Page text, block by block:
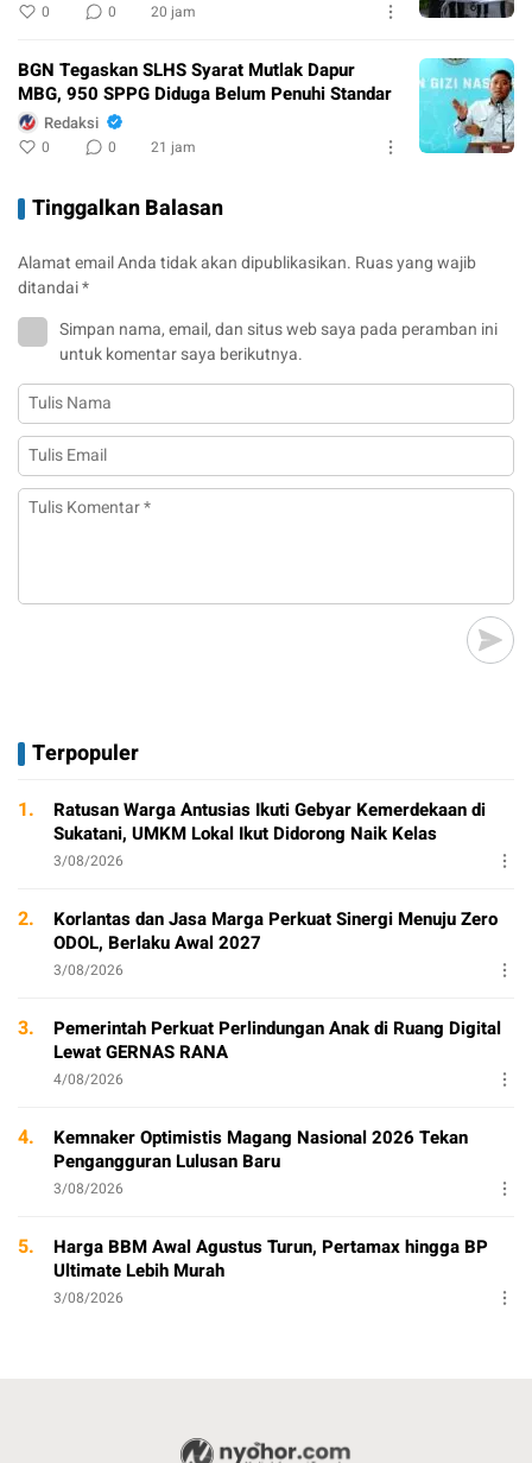
0 0 20 jam
BGN Tegaskan SLHS Syarat Mutlak Dapur
MBG, 950 SPPG Diduga Belum Penuhi Standar
Redaksi
0 0 21 jam
Tinggalkan Balasan
Alamat email Anda tidak akan dipublikasikan. Ruas yang wajib
ditandai*
Simpan nama, email, dan situs web saya pada peramban ini
untuk komentar saya berikutnya.
Terpopuler
1.
Ratusan Warga Antusias Ikuti Gebyar Kemerdekaan di
Sukatani, UMKM Lokal Ikut Didorong Naik Kelas
3/08/2026
2.
Korlantas dan Jasa Marga Perkuat Sinergi Menuju Zero
ODOL, Berlaku Awal 2027
3/08/2026
3.
Pemerintah Perkuat Perlindungan Anak di Ruang Digital
Lewat GERNAS RANA
4/08/2026
4.
Kemnaker Optimistis Magang Nasional 2026 Tekan
Pengangguran Lulusan Baru
3/08/2026
5.
Harga BBM Awal Agustus Turun, Pertamax hingga BP
Ultimate Lebih Murah
3/08/2026